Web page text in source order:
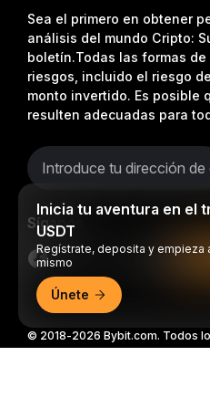
Sea el primero en obtener
análisis del mundo Cripto:
boletín.Todas las formas
riesgos, incluido el riesgo
monto invertido. Es posible
resulten adecuadas para
Síganos
© 2018-2026 Bybit.com. Todos
Inicia tu aventura en el
USDT
Regístrate, deposita y empieza
mismo
Únete